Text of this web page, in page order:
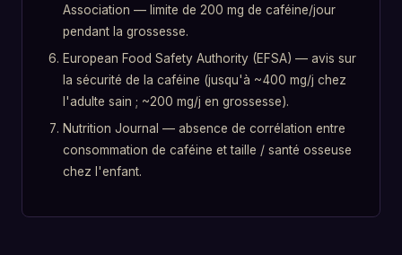
Association — limite de 200 mg de caféine/jour
pendant la grossesse.
European Food Safety Authority (EFSA) — avis sur
la sécurité de la caféine (jusqu'à ~400 mg/j chez
l'adulte sain ; ~200 mg/j en grossesse).
Nutrition Journal — absence de corrélation entre
consommation de caféine et taille / santé osseuse
chez l'enfant.